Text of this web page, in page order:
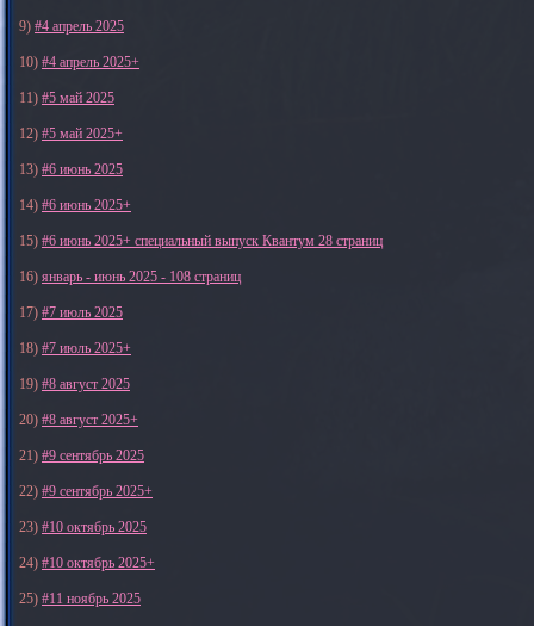
9) #4 апрель 2025
10) #4 апрель 2025+
11) #5 май 2025
12) #5 май 2025+
13) #6 июнь 2025
14) #6 июнь 2025+
15) #6 июнь 2025+ специальный выпуск Квантум 28 страниц
16) январь - июнь 2025 - 108 страниц
17) #7 июль 2025
18) #7 июль 2025+
19) #8 август 2025
20) #8 август 2025+
21) #9 сентябрь 2025
22) #9 сентябрь 2025+
23) #10 октябрь 2025
24) #10 октябрь 2025+
25) #11 ноябрь 2025